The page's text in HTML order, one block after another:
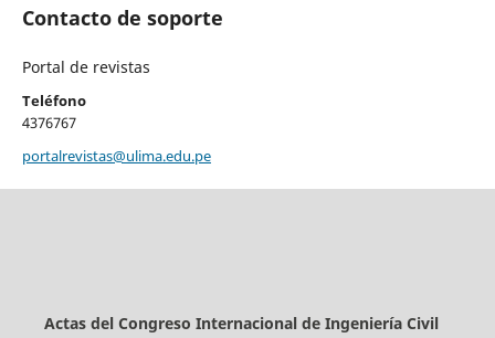
Contacto de soporte
Portal de revistas
Teléfono
4376767
portalrevistas@ulima.edu.pe
Actas del Congreso Internacional de Ingeniería Civil